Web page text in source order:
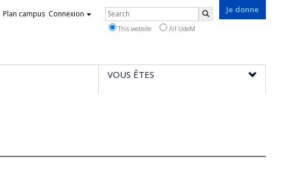
Je donne
Plan campus Connexion Rechercher
This website All UdeM
VOUS ÊTES